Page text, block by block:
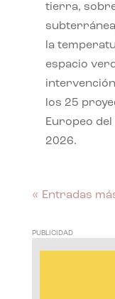
tierra,
la
espacio
los 25
Europeo
2026.
« Entradas
PUBLICIDAD